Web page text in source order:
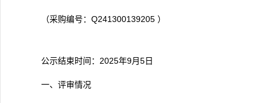
（采购编号：Q241300139205 ）
公示结束时间： 2025年9月5日
一、评审情况